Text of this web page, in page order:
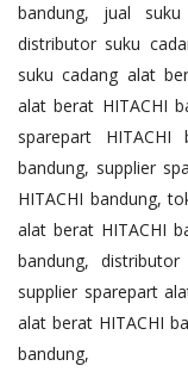
bandung, jual
distributor suku
suku cadang alat
alat berat HITACHI
sparepart HITACHI
bandung, supplier
HITACHI bandung,
alat berat HITACHI
bandung,
supplier sparepart
alat berat HITACHI
bandung,